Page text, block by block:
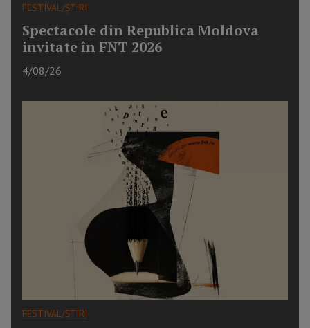
FESTIVAL/ȘTIRI
Spectacole din Republica Moldova
invitate în FNT 2026
4/08/26
FESTIVAL/ȘTIRI